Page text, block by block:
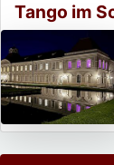
Tango im